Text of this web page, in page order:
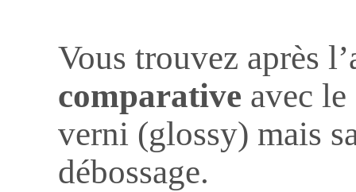
Vous trouvez après
comparative avec
verni (glossy) mais
débossage.